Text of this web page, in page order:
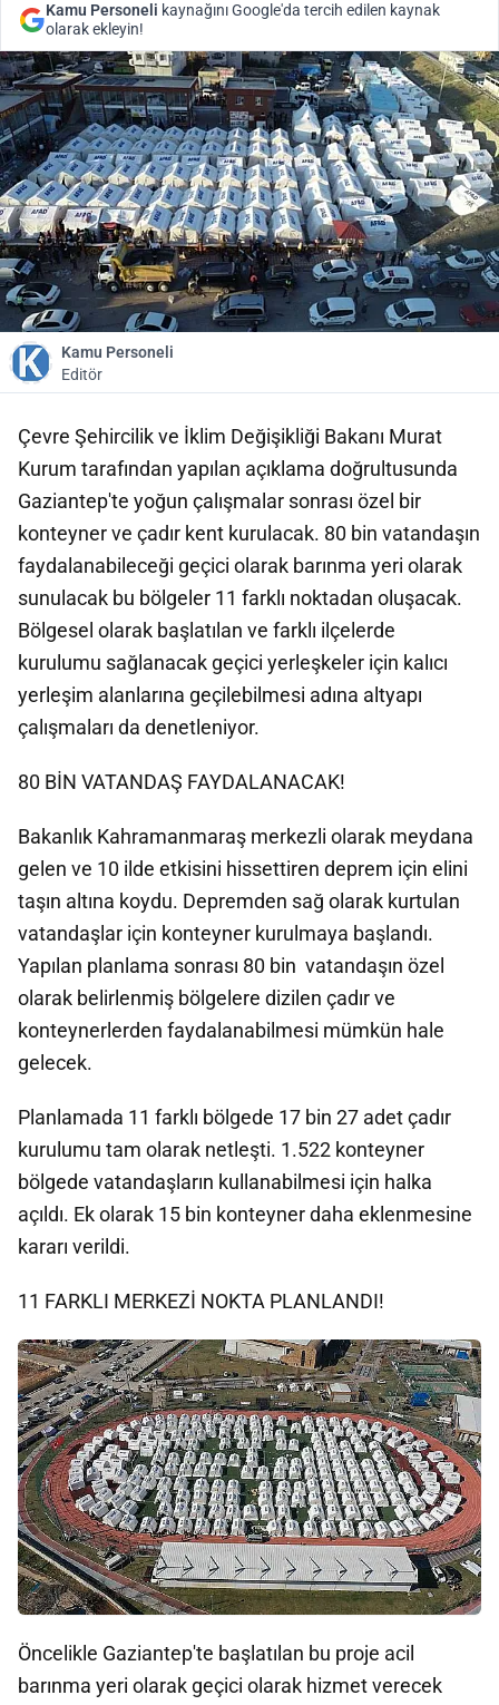
Kamu Personeli kaynağını Google'da tercih edilen kaynak
olarak ekleyin!
Kamu Personeli
Editör
Çevre Şehircilik ve İklim Değişikliği Bakanı Murat
Kurum tarafından yapılan açıklama doğrultusunda
Gaziantep'te yoğun çalışmalar sonrası özel bir
konteyner ve çadır kent kurulacak. 80 bin vatandaşın
faydalanabileceği geçici olarak barınma yeri olarak
sunulacak bu bölgeler 11 farklı noktadan oluşacak.
Bölgesel olarak başlatılan ve farklı ilçelerde
kurulumu sağlanacak geçici yerleşkeler için kalıcı
yerleşim alanlarına geçilebilmesi adına altyapı
çalışmaları da denetleniyor.
80 BİN VATANDAŞ FAYDALANACAK!
Bakanlık Kahramanmaraş merkezli olarak meydana
gelen ve 10 ilde etkisini hissettiren deprem için elini
taşın altına koydu. Depremden sağ olarak kurtulan
vatandaşlar için konteyner kurulmaya başlandı.
Yapılan planlama sonrası 80 bin vatandaşın özel
olarak belirlenmiş bölgelere dizilen çadır ve
konteynerlerden faydalanabilmesi mümkün hale
gelecek.
Planlamada 11 farklı bölgede 17 bin 27 adet çadır
kurulumu tam olarak netleşti. 1.522 konteyner
bölgede vatandaşların kullanabilmesi için halka
açıldı. Ek olarak 15 bin konteyner daha eklenmesine
kararı verildi.
11 FARKLI MERKEZİ NOKTA PLANLANDI!
Öncelikle Gaziantep'te başlatılan bu proje acil
barınma yeri olarak geçici olarak hizmet verecek